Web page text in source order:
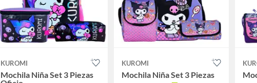
KUROMI
Mochila Niña Set 3 Piezas
KUROMI
Mochila Niña Set 3 Piezas